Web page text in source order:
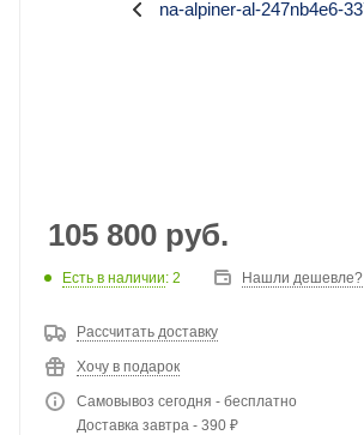
105 800 руб.
Есть в наличии: 2 Нашли дешевле?
Рассчитать доставку
Хочу в подарок
Самовывоз сегодня - бесплатно
Доставка завтра - 390 ₽